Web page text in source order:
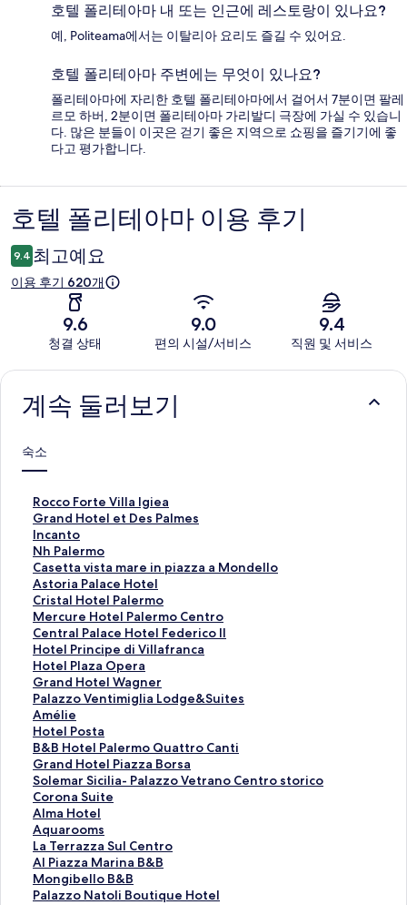
호텔 폴리테아마 내 또는 인근에 레스토랑이 있나요?
예, Politeama에서는 이탈리아 요리도 즐길 수 있어요.
호텔 폴리테아마 주변에는 무엇이 있나요?
폴리테아마에 자리한 호텔 폴리테아마에서 걸어서 7분이면 팔레
르모 하버, 2분이면 폴리테아마 가리발디 극장에 가실 수 있습니
다. 많은 분들이 이곳은 걷기 좋은 지역으로 쇼핑을 즐기기에 좋
다고 평가합니다.
이
용
후
호텔 폴리테아마 이용 후기
9.4 최고예요
이용 후기 620개
9.6
청결 상태
9.0
편의 시설/서비스
9.4
직원 및 서비스
이
용
기
계속 둘러보기
숙소
Rocco Forte Villa Igiea
R
o
c
c
o
F
o
r
t
e
V
i
l
l
a
I
g
i
e
a
페
이
지
를
여
Grand Hotel et Des Palmes
G
r
a
n
d
H
o
t
e
l
e
t
D
e
s
P
a
l
m
e
s
페
이
지
Incanto
I
n
c
a
n
t
o
페
이
지
를
여
는
링
크
Nh Palermo
N
h
P
a
l
e
r
m
o
페
이
지
를
여
는
링
크
Casetta vista mare in piazza a Mondello
C
a
s
e
t
t
a
v
i
s
t
a
m
a
r
e
i
n
p
i
a
Astoria Palace Hotel
A
s
t
o
r
i
a
P
a
l
a
c
e
H
o
t
e
l
페
이
Cristal Hotel Palermo
C
r
i
s
t
a
l
H
o
t
e
l
P
a
l
e
r
m
o
Mercure Hotel Palermo Centro
M
e
r
c
u
r
e
H
o
t
e
l
P
a
l
e
r
m
Central Palace Hotel Federico II
C
e
n
t
r
a
l
P
a
l
a
c
e
H
o
t
e
Hotel Principe di Villafranca
H
o
t
e
l
P
r
i
n
c
i
p
e
d
i
V
Hotel Plaza Opera
H
o
t
e
l
P
l
a
z
a
O
p
e
r
a
Grand Hotel Wagner
G
r
a
n
d
H
o
t
e
l
W
a
g
n
Palazzo Ventimiglia Lodge&Suites
P
a
l
a
z
z
o
V
e
n
t
i
m
Amélie
A
m
é
l
i
e
페
이
지
를
여
는
Hotel Posta
H
o
t
e
l
P
o
s
t
a
페
B&B Hotel Palermo Quattro Canti
B
&
B
H
o
t
e
l
P
a
Grand Hotel Piazza Borsa
G
r
a
n
d
H
o
t
e
Solemar Sicilia- Palazzo Vetrano Centro storico
S
o
l
e
m
a
r
S
Corona Suite
C
o
r
o
n
a
S
Alma Hotel
A
l
m
a
H
o
Aquarooms
A
q
u
a
r
La Terrazza Sul Centro
L
a
T
e
Al Piazza Marina B&B
A
l
P
Mongibello B&B
M
o
Palazzo Natoli Boutique Hotel
P